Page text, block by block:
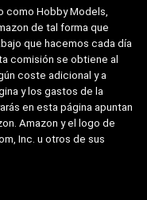
Hobby Models,
de tal forma que
que hacemos cada día
comisión se obtiene al
coste adicional y a
y los gastos de la
en esta página apuntan
Amazon y el logo de
Inc. u otros de sus